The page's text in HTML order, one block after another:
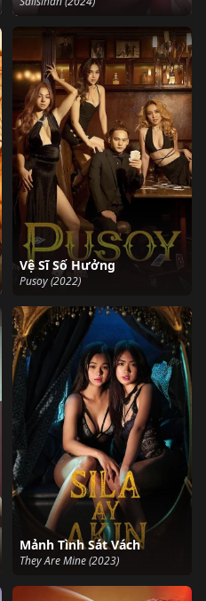
Vệ Sĩ Số Hưởng
Pusoy (2022)
Mảnh Tình Sát Vách
They Are Mine (2023)